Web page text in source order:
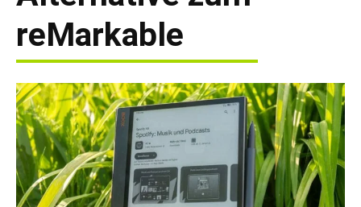
reMarkable